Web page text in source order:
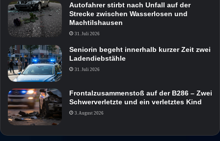
Autofahrer stirbt nach Unfall auf der
Strecke zwischen Wasserlosen und
Machtilshausen
31. Juli 2026
Seniorin begeht innerhalb kurzer Zeit zwei
Ladendiebstähle
31. Juli 2026
Frontalzusammenstoß auf der B286 – Zwei
Schwerverletzte und ein verletztes Kind
3. August 2026